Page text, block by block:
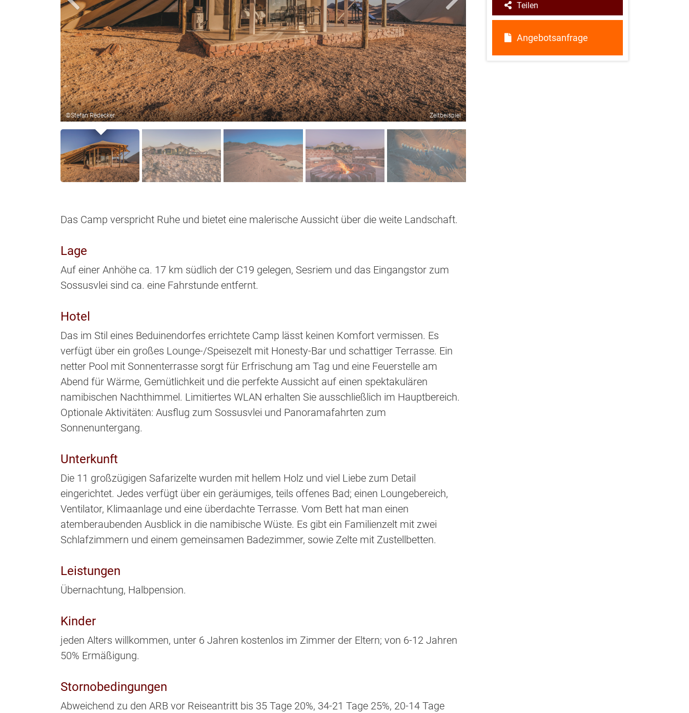
Angebotsanfrage
Teilen
©Stefan Redecker Zeltbeispiel
Das Camp verspricht Ruhe und bietet eine malerische Aussicht über die weite Landschaft.
Lage
Auf einer Anhöhe ca. 17 km südlich der C19 gelegen, Sesriem und das Eingangstor zum
Sossusvlei sind ca. eine Fahrstunde entfernt.
Hotel
Das im Stil eines Beduinendorfes errichtete Camp lässt keinen Komfort vermissen. Es
verfügt über ein großes Lounge-/Speisezelt mit Honesty-Bar und schattiger Terrasse. Ein
netter Pool mit Sonnenterrasse sorgt für Erfrischung am Tag und eine Feuerstelle am
Abend für Wärme, Gemütlichkeit und die perfekte Aussicht auf einen spektakulären
namibischen Nachthimmel. Limitiertes WLAN erhalten Sie ausschließlich im Hauptbereich.
Optionale Aktivitäten: Ausflug zum Sossusvlei und Panoramafahrten zum
Sonnenuntergang.
Unterkunft
Die 11 großzügigen Safarizelte wurden mit hellem Holz und viel Liebe zum Detail
eingerichtet. Jedes verfügt über ein geräumiges, teils offenes Bad; einen Loungebereich,
Ventilator, Klimaanlage und eine überdachte Terrasse. Vom Bett hat man einen
atemberaubenden Ausblick in die namibische Wüste. Es gibt ein Familienzelt mit zwei
Schlafzimmern und einem gemeinsamen Badezimmer, sowie Zelte mit Zustellbetten.
Leistungen
Übernachtung, Halbpension.
Kinder
jeden Alters willkommen, unter 6 Jahren kostenlos im Zimmer der Eltern; von 6-12 Jahren
50% Ermäßigung.
Stornobedingungen
Abweichend zu den ARB vor Reiseantritt bis 35 Tage 20%, 34-21 Tage 25%, 20-14 Tage